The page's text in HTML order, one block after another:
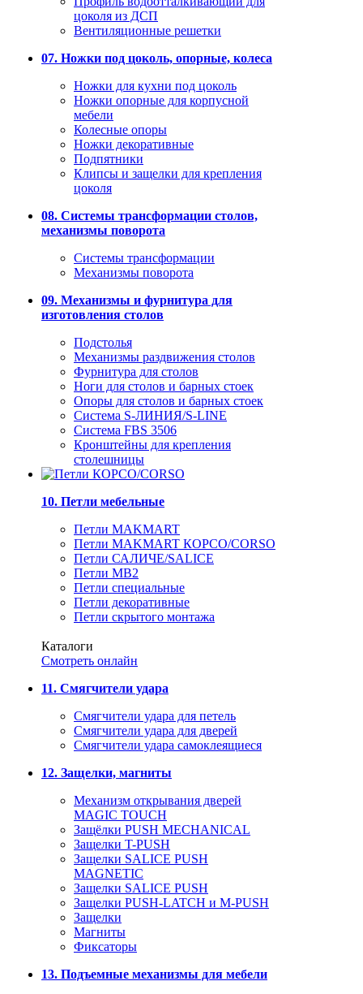
цоколя из ДСП
Вентиляционные решетки
07. Ножки под цоколь, опорные, колеса
Ножки для кухни под цоколь
Ножки опорные для корпусной
мебели
Колесные опоры
Ножки декоративные
Подпятники
Клипсы и защелки для крепления
цоколя
08. Системы трансформации столов,
механизмы поворота
Системы трансформации
Механизмы поворота
09. Механизмы и фурнитура для
изготовления столов
Подстолья
Механизмы раздвижения столов
Фурнитура для столов
Ноги для столов и барных стоек
Опоры для столов и барных стоек
Система S-ЛИНИЯ/S-LINE
Система FBS 3506
Кронштейны для крепления
столешницы
10. Петли мебельные
Петли MAKMART
Петли MAKMART КОРСО/CORSO
Петли САЛИЧЕ/SALICE
Петли MB2
Петли специальные
Петли декоративные
Петли скрытого монтажа
Каталоги
Смотреть онлайн
11. Смягчители удара
Смягчители удара для петель
Смягчители удара для дверей
Cмягчители удара самоклеящиеся
12. Защелки, магниты
Механизм открывания дверей
MAGIC TOUCH
Защёлки PUSH MECHANICAL
Защелки T-PUSH
Защелки SALICE PUSH
MAGNETIC
Защелки SALICE PUSH
Защелки PUSH-LATCH и M-PUSH
Защелки
Магниты
Фиксаторы
13. Подъемные механизмы для мебели